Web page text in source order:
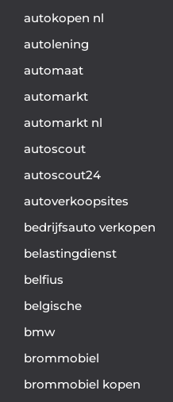
autokopen nl
autolening
automaat
automarkt
automarkt nl
autoscout
autoscout24
autoverkoopsites
bedrijfsauto verkopen
belastingdienst
belfius
belgische
bmw
brommobiel
brommobiel kopen